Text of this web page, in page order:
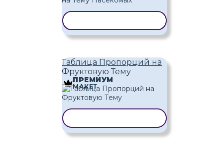
Таблица Пропорций на
Фруктовую Тему
ПРЕМИУМ
МАКЕТ